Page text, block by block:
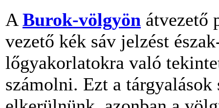
A Burok-völgyön átvezető
vezető kék sáv jelzést
lőgyakorlatokra való
számolni. Ezt a tárgyalások